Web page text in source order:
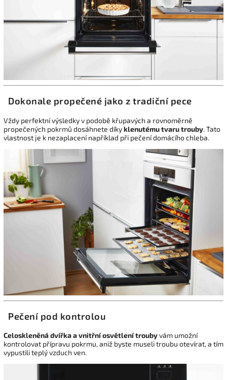
Dokonale propečené jako z tradiční pece
Vždy perfektní výsledky v podobě křupavých a rovnoměrně
propečených pokrmů dosáhnete díkyklenutému tvaru trouby. Tato
vlastnost je k nezaplacení například při pečení domácího chleba.
Pečení pod kontrolou
Celoskleněná dvířka a vnitřní osvětlení troubyvám umožní
kontrolovat přípravu pokrmu, aniž byste museli troubu otevírat, a tím
vypustili teplý vzduch ven.